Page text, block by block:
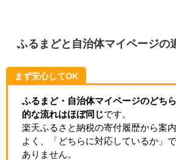
ふるまどと自治体マイページの
まず安心してOK
ふるまど・自治体マイページのどち
的な流れはほぼ同じです。
楽天ふるさと納税の寄付履歴から案
よく、「どちらに対応しているか」
ありません。